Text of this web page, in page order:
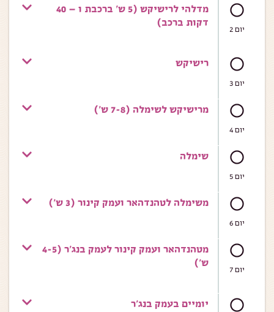
יום 2
מדלהי לרישיקש (5 ש' ברכבת ו – 40
דקות ברכב)
יום 3
רישיקש
יום 4
מרישיקש לשימלה (7-8 ש')
יום 5
שימלה
יום 6
משימלה לטהנדהאר ועמק קינור (3 ש')
יום 7
מטהנדהאר ועמק קינור לעמק בנג'ר (4-5
ש')
יומיים בעמק בנג'ר